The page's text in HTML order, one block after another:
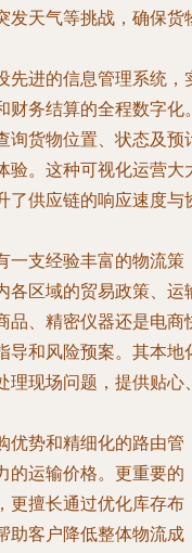
发天气等挑战，确保货
先进的信息管理系统，
财务结算的全程数字化
询货物位置、状态及预
验。这种可视化运营大
了供应链的响应速度与
一支经验丰富的物流策
各区域的贸易政策、运
品、精密仪器还是电商
导和风险预案。其本地
理现场问题，提供贴心
优势和精细化的路由管
的运输价格。更重要的
更擅长通过优化库存布
助客户降低整体物流成